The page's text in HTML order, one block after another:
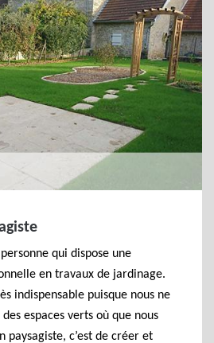
qui dispose une
en travaux de jardinage.
indispensable puisque nous ne
espaces verts où que nous
paysagiste, c’est de créer et